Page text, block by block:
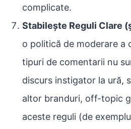
complicate.
Stabilește Reguli Clare
o politică de moderare a
tipuri de comentarii nu
discurs instigator la ură,
altor branduri, off-topic
aceste reguli (de